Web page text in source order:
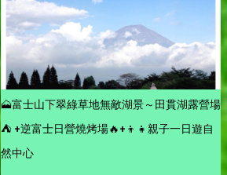
🗻富士山下翠綠草地無敵湖景～田貫湖露營場
⛺ +逆富士日營燒烤場🔥+👦👧親子一日遊自
然中心